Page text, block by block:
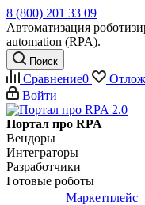
8 (800) 201 33 09
Автоматизация
automation (RPA).
Поиск
Сравнение0
Войти
Портал про RPA
Вендоры
Интеграторы
Разработчики
Готовые роботы
Маркетплейс